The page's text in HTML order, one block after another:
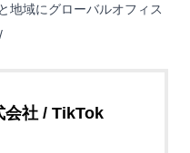
地域にグローバルオフィス
会社 / TikTok